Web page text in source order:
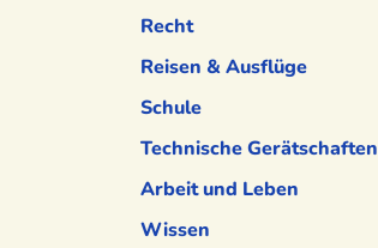
Recht
Reisen & Ausflüge
Schule
Technische Gerätschaften
Arbeit und Leben
Wissen